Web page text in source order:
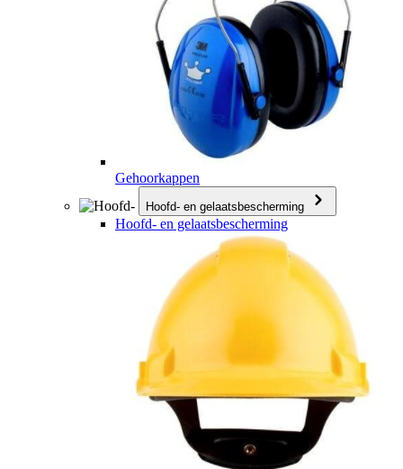
Gehoorkappen
Hoofd- en gelaatsbescherming
Hoofd- en gelaatsbescherming